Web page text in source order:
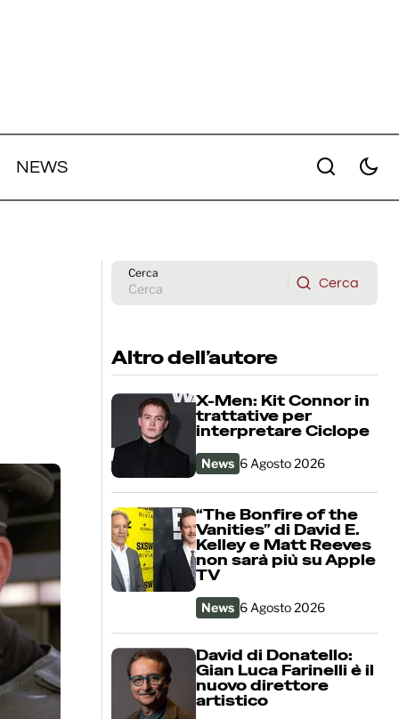
NEWS
Cerca
Cerca
Altro dell’autore
X-Men: Kit Connor in
trattative per
interpretare Ciclope
News 6 Agosto 2026
“The Bonfire of the
Vanities” di David E.
Kelley e Matt Reeves
non sarà più su Apple
TV
News 6 Agosto 2026
David di Donatello:
Gian Luca Farinelli è il
nuovo direttore
artistico